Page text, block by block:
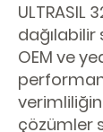
ULTRASIL
dağılabilir
OEM ve
çözümler